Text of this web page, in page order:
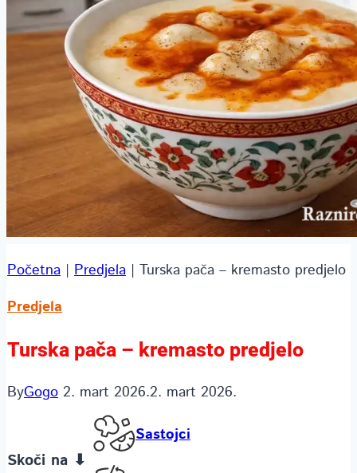
Početna | Predjela | Turska pača – kremasto predjelo
Predjela
Turska pača – kremasto predjelo
ByGogo 2. mart 2026.2. mart 2026.
Skoči na ⬇
Sastojci